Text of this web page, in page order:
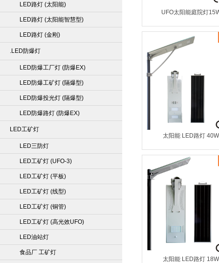
LED路灯 (太阳能)
LED路灯 (太阳能智慧型)
LED路灯 (金刚)
.LED防爆灯
LED防爆工厂灯 (防爆EX)
LED防爆工矿灯 (隔爆型)
LED防爆投光灯 (隔爆型)
LED防爆路灯 (防爆EX)
LED工矿灯
LED三防灯
LED工矿灯 (UFO-3)
LED工矿灯 (平板)
LED工矿灯 (线型)
LED工矿灯 (铜管)
LED工矿灯 (高光效UFO)
LED油站灯
食品厂 工矿灯
UFO太阳能庭院灯
太阳能 LED路灯 40W
太阳能 LED路灯 18W